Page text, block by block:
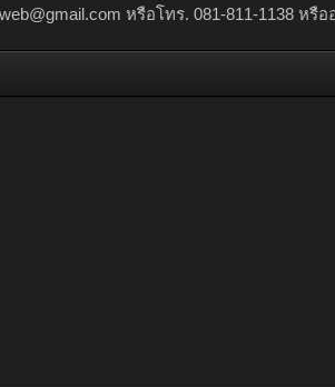
หรือโทร. 081-811-1138 หรื